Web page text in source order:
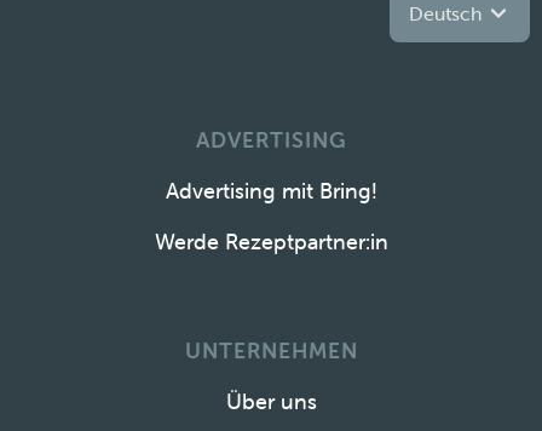
Deutsch
ADVERTISING
Advertising mit Bring!
Werde Rezeptpartner:in
UNTERNEHMEN
Über uns